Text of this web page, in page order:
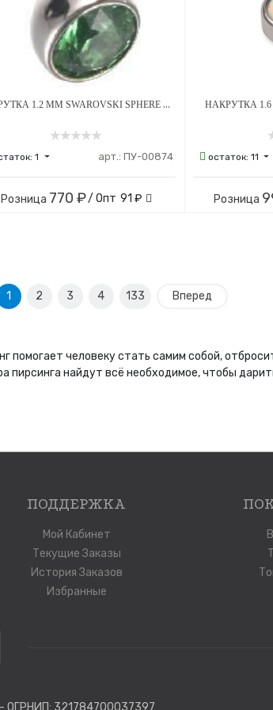
НАКРУТКА 1.2 ММ SWAROVSKI SPHERE GREEN CRYSTAL ТИТАН
1 арт.: ПУ-00874
Розница 770 ₽/ Опт 91 ₽
НАКРУТКА
остаток: 11
Розница
1 2 3 4 133 Вперед
помогает человеку стать самим собой,
найдут всё необходимое, чтобы
ПОДДЕРЖКА
Мой Кабинет
Текущие Заказы
История Заказов
Избранные